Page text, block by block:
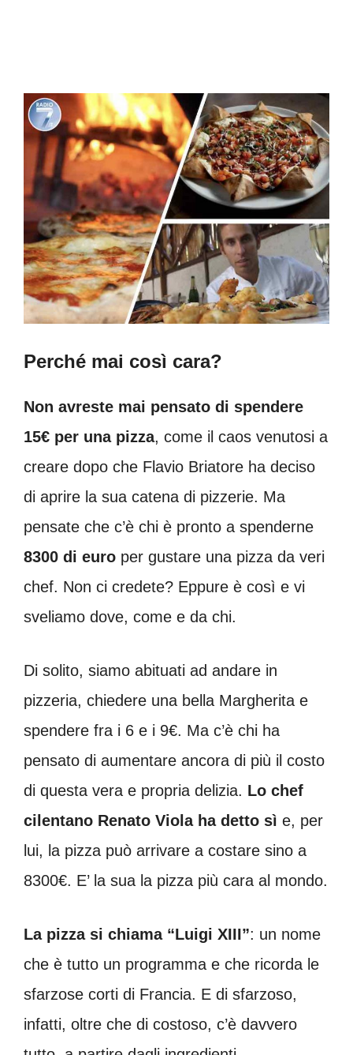
Perché mai così cara?
Non avreste mai pensato di spendere
15€ per una pizza, come il caos venutosi a
creare dopo che Flavio Briatore ha deciso
di aprire la sua catena di pizzerie. Ma
pensate che c’è chi è pronto a spenderne
8300 di euro per gustare una pizza da veri
chef. Non ci credete? Eppure è così e vi
sveliamo dove, come e da chi.
Di solito, siamo abituati ad andare in
pizzeria, chiedere una bella Margherita e
spendere fra i 6 e i 9€. Ma c’è chi ha
pensato di aumentare ancora di più il costo
di questa vera e propria delizia. Lo chef
cilentano Renato Viola ha detto sì e, per
lui, la pizza può arrivare a costare sino a
8300€. E’ la sua la pizza più cara al mondo.
La pizza si chiama “Luigi XIII”: un nome
che è tutto un programma e che ricorda le
sfarzose corti di Francia. E di sfarzoso,
infatti, oltre che di costoso, c’è davvero